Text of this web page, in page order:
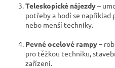
Teleskopické nájezdy–
potřeby a hodí se například
nebo menší techniky.
Pevné ocelové rampy–
pro těžkou techniku,
zařízení.